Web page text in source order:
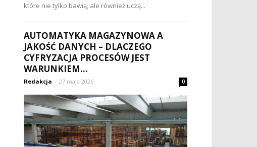
które nie tylko bawią, ale również uczą...
AUTOMATYKA MAGAZYNOWA A
JAKOŚĆ DANYCH – DLACZEGO
CYFRYZACJA PROCESÓW JEST
WARUNKIEM...
Redakcja - 27 maja 2026 0